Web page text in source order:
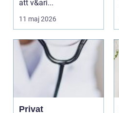
att v&ari...
11 maj 2026
Privat